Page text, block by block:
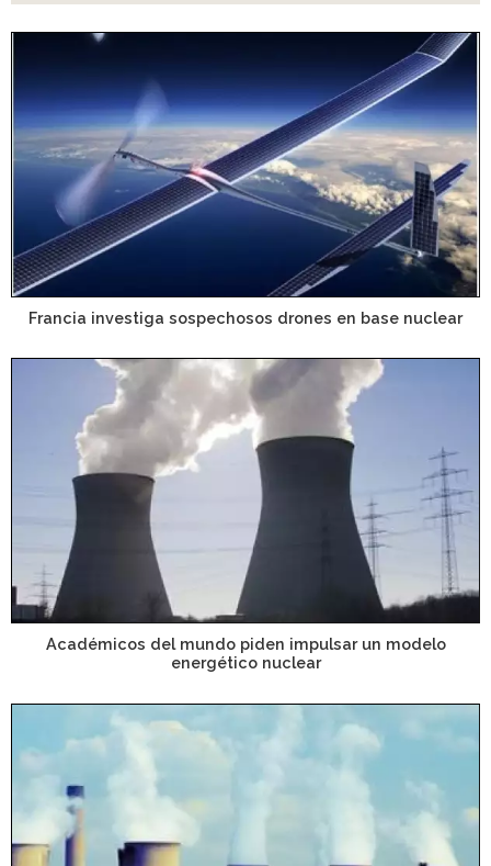
Francia investiga sospechosos drones en base nuclear
Académicos del mundo piden impulsar un modelo
energético nuclear